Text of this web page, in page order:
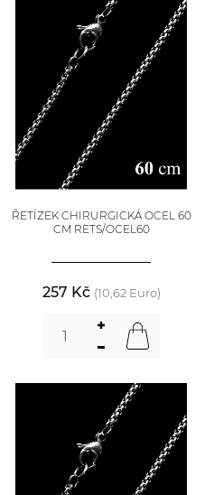
ŘETÍZEK CHIRURGICKÁ OCEL 60
CM RETS/OCEL60
257 Kč (10,62 Euro)